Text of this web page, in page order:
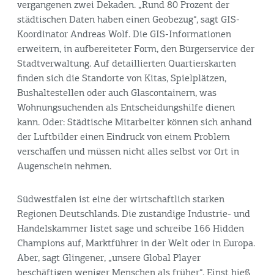
vergangenen zwei Dekaden. „Rund 80 Prozent der
städtischen Daten haben einen Geobezug“, sagt GIS-
Koordinator Andreas Wolf. Die GIS-Informationen
erweitern, in aufbereiteter Form, den Bürgerservice der
Stadtverwaltung. Auf detaillierten Quartierskarten
finden sich die Standorte von Kitas, Spielplätzen,
Bushaltestellen oder auch Glascontainern, was
Wohnungsuchenden als Entscheidungshilfe dienen
kann. Oder: Städtische Mitarbeiter können sich anhand
der Luftbilder einen Eindruck von einem Problem
verschaffen und müssen nicht alles selbst vor Ort in
Augenschein nehmen.
Südwestfalen ist eine der wirtschaftlich starken
Regionen Deutschlands. Die zuständige Industrie- und
Handelskammer listet sage und schreibe 166 Hidden
Champions auf, Marktführer in der Welt oder in Europa.
Aber, sagt Glingener, „unsere Global Player